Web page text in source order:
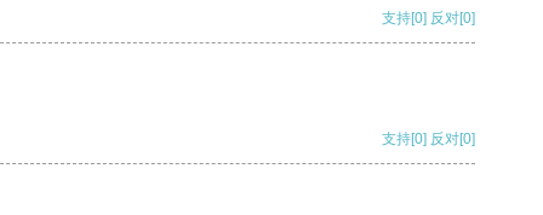
支持[0] 反对[0]
支持[0] 反对[0]